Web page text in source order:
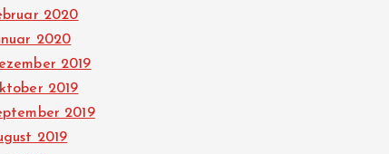
2020
2020
2019
2019
2019
2019